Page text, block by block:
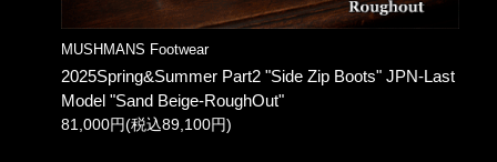
MUSHMANS Footwear
2025Spring&Summer Part2 "Side Zip Boots" JPN-Last
Model "Sand Beige-RoughOut"
81,000円(税込89,100円)